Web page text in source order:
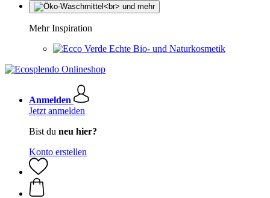
Mehr Inspiration
Echte Bio- und Naturkosmetik
Anmelden
Jetzt anmelden
Bist du neu hier?
Konto erstellen